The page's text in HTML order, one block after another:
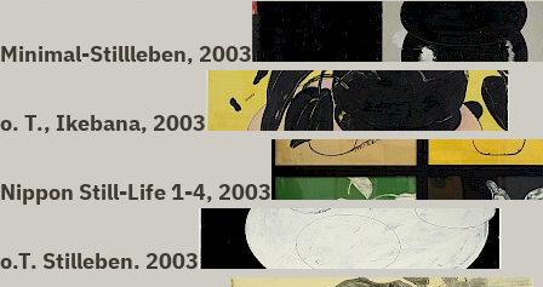
Minimal-Stillleben, 2003
o. T., Ikebana, 2003
Nippon Still-Life 1-4, 2003
o.T. Stilleben. 2003